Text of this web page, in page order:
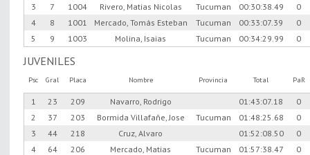
3
7 1004 Rivero, Matias Nicolas Tucuman 00:30:38.49
0
4
8 1001 Mercado, Tomás Esteban Tucuman 00:33:07.39
0
5
9 1003 Molina, Isaias Tucuman 00:34:29.99 0
JUVENILES
Psc Gral Placa Nombre Provincia Total PaR
1 23 209 Navarro, Rodrigo 01:43:07.18
0
2
37 203 Bormida Villafañe, Jose Tucuman 01:48:25.68
0
3
44 218 Cruz, Alvaro 01:52:08.50
0
4
64 206 Mercado, Matias Tucuman 01:57:38.47
0